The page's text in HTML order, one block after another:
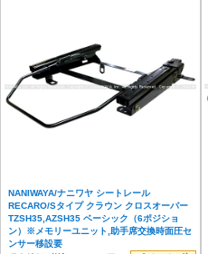
NANIWAYA/ナニワヤ シートレール
RECARO/Sタイプ クラウン クロスオーバー
TZSH35,AZSH35 ベーシック（6ポジショ
ン）※メモリーユニット,助手席交換時面圧セ
ンサー移設要